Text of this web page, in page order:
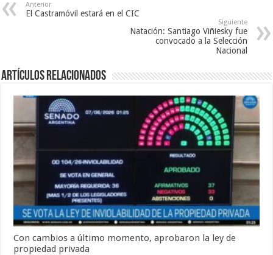
Anterior
El Castramóvil estará en el CIC
Siguiente
Natación: Santiago Viñiesky fue
convocado a la Selección
Nacional
Artículos Relacionados
Con cambios a último momento, aprobaron la ley de
propiedad privada